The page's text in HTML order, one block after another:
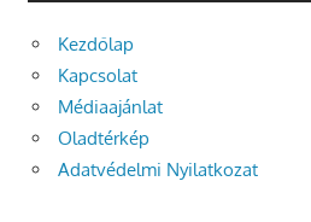
Kezdőlap
Kapcsolat
Médiaajánlat
Oladtérkép
Adatvédelmi Nyilatkozat